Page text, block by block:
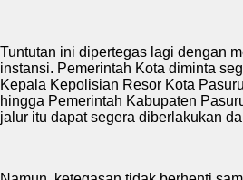
Tuntutan ini dipertegas lagi dengan
instansi. Pemerintah Kota diminta
Kepala Kepolisian Resor Kota
hingga Pemerintah Kabupaten
jalur itu dapat segera diberlakukan